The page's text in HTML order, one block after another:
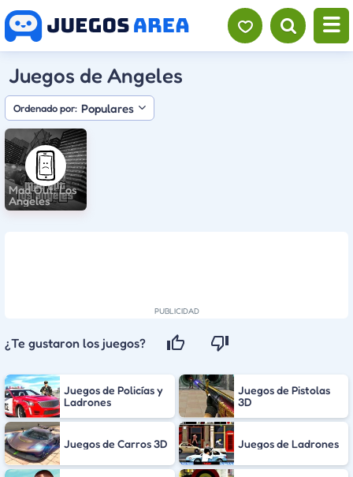
Juegos de Angeles
Ordenado por: Populares
Mad Out: Los
Angeles
¿Te gustaron los juegos?
Juegos de Policías y
Ladrones
Juegos de Pistolas
3D
Juegos de Carros 3D Juegos de Ladrones